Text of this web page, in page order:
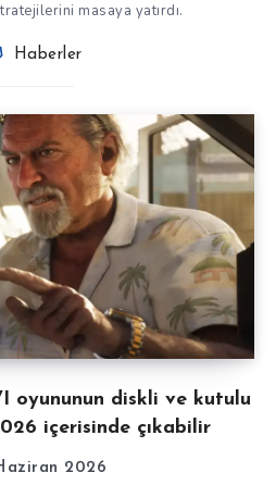
masaya yatırdı.
Haberler
oyununun diskli ve kutulu
içerisinde çıkabilir
2026